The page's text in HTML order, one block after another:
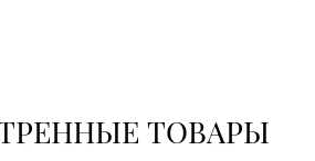
73-
Магазин №23 «Яшма»
г. Молодечно, ул.
ТОВАРЫ